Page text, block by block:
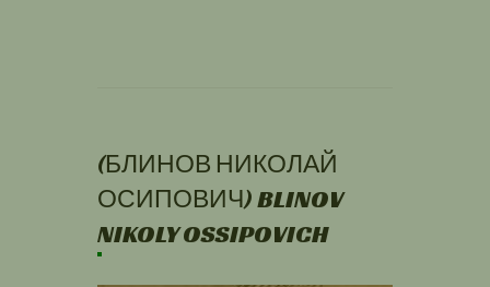
(БЛИНОВ НИКОЛАЙ
ОСИПОВИЧ) BLINOV
NIKOLY OSSIPOVICH